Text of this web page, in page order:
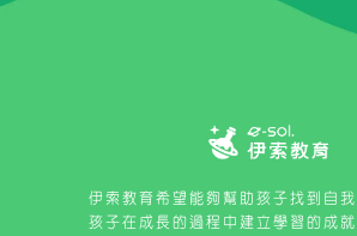
伊索教育希望能夠幫助孩子找到自
孩子在成長的過程中建立學習的成